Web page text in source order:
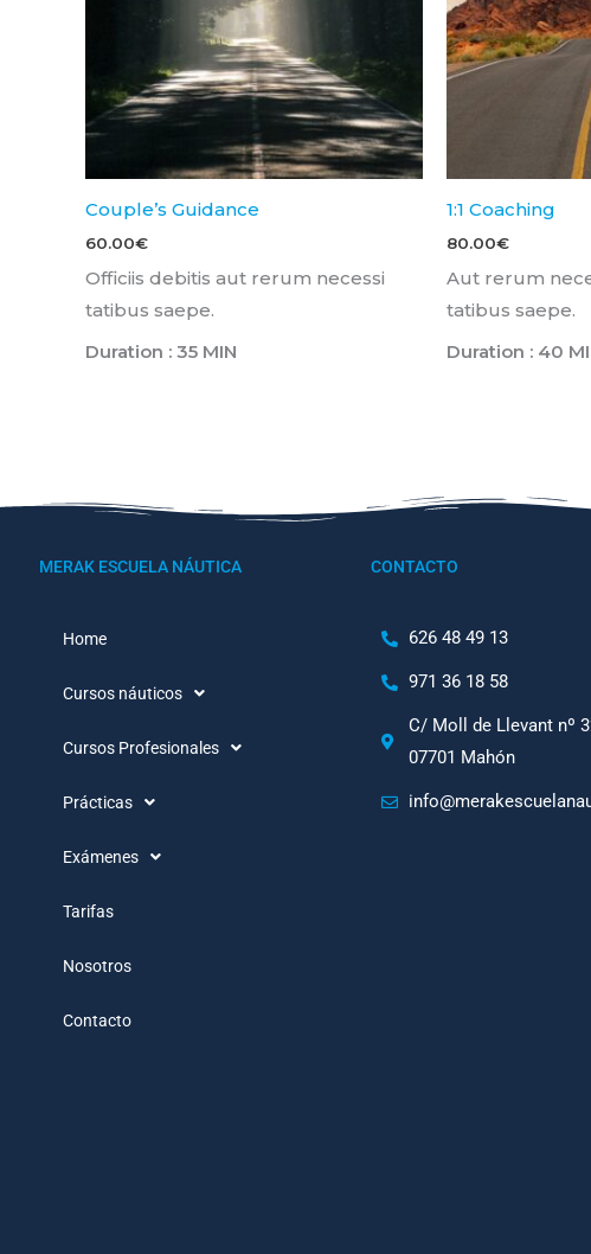
Couple’s Guidance
60.00€
Officiis debitis aut rerum necessi
tatibus saepe.
Duration : 35 MIN
1:1 Coaching
80.00€
Aut rerum
tatibus saepe.
Duration : 40
MERAK ESCUELA NÁUTICA
Home
Cursos náuticos
Cursos Profesionales
Prácticas
Exámenes
Tarifas
Nosotros
Contacto
CONTACTO
626 48 49 13
971 36 18 58
C/ Moll de Llevant nº
07701 Mahón